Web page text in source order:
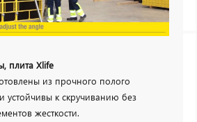
плита Xlife
из прочного полого
устойчивы к скручиванию без
жесткости.